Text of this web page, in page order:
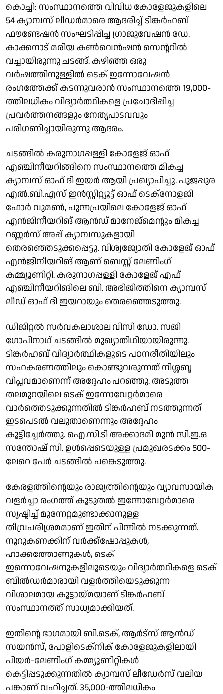
കൊച്ചി: സംസ്ഥാനത്തെ വിവിധ കോളേജുകളിലെ
54 ക്യാമ്പസ് ലീഡര്‍മാരെ ആദരിച്ച് ടിങ്കര്‍ഹബ്
ഫൗണ്ടേഷന്‍ സംഘടിപ്പിച്ച ഗ്രാജുവേഷന്‍ ഡേ.
കാക്കനാട് മരിയ കണ്‍വെന്‍ഷന്‍ സെന്ററില്‍
വച്ചായിരുന്നു ചടങ്ങ്. കഴിഞ്ഞ ഒരു
വര്‍ഷത്തിനുള്ളില്‍ ടെക് ഇന്നോവേഷന്‍
രംഗത്തേക്ക് കടന്നുവരാന്‍ സംസ്ഥാനത്തെ 19,000-
ത്തിലധികം വിദ്യാര്‍ത്ഥികളെ പ്രചോദിപ്പിച്ച
പ്രവര്‍ത്തനങ്ങളും നേതൃപാടവവും
പരിഗണിച്ചായിരുന്നു ആദരം.
ചടങ്ങില്‍ കരുനാഗപ്പള്ളി കോളേജ് ഓഫ്
എഞ്ചിനീയറിങ്ങിനെ സംസ്ഥാനത്തെ മികച്ച
ക്യാമ്പസ് ഓഫ് ദി ഇയര്‍ ആയി പ്രഖ്യാപിച്ചു. പൂജപ്പുര
എല്‍.ബി.എസ് ഇന്‍സ്റ്റിറ്റ്യൂട്ട് ഓഫ് ടെക്‌നോളജി
ഫോര്‍ വുമണ്‍, പുന്നപ്രയിലെ കോളേജ് ഓഫ്
എന്‍ജിനീയറിങ് ആന്‍ഡ് മാനേജ്‌മെന്റും മികച്ച
റണ്ണര്‍സ് അപ്പ് ക്യാമ്പസുകളായി
തെരഞ്ഞെടുക്കപ്പെട്ടു. വിശ്വജ്യോതി കോളേജ് ഓഫ്
എന്‍ജിനീയറിങ് ആണ് ബെസ്റ്റ് ലേണിംഗ്
കമ്മ്യൂണിറ്റി. കരുനാഗപ്പള്ളി കോളേജ് എഫ്
എഞ്ചിനീയറിങിലെ ബി. അഭിജിത്തിനെ ക്യാമ്പസ്
ലീഡ് ഓഫ് ദി ഇയറായും തെരഞ്ഞെടുത്തു.
ഡിജിറ്റല്‍ സര്‍വകലാശാല വിസി ഡോ. സജി
ഗോപിനാഥ് ചടങ്ങില്‍ മുഖ്യാതിഥിയായിരുന്നു.
ടിങ്കര്‍ഹബ് വിദ്യാര്‍ത്ഥികളുടെ പഠനരീതിയിലും
സഹകരണത്തിലും കൊണ്ടുവരുന്നത് നിശ്ശബ്ദ
വിപ്ലവമാണെന്ന് അദ്ദേഹം പറഞ്ഞു. അടുത്ത
തലമുറയിലെ ടെക് ഇന്നോവേറ്റര്‍മാരെ
വാര്‍ത്തെടുക്കുന്നതില്‍ ടിങ്കര്‍ഹബ് നടത്തുന്നത്
ഇടപെടല്‍ വലുതാണെന്നും അദ്ദേഹം
കൂട്ടിച്ചേര്‍ത്തു. ഐ.സി.ടി അക്കാദമി മുന്‍ സി.ഇ.ഒ
സന്തോഷ് സി. ഉള്‍പ്പെടെയുള്ള പ്രമുഖരടക്കം 500-
ലേറെ പേര്‍ ചടങ്ങില്‍ പങ്കെടുത്തു.
കേരളത്തിന്റെയും രാജ്യത്തിന്റെയും വ്യാവസായിക
വളര്‍ച്ചാ രംഗത്ത് കൂടുതല്‍ ഇന്നോവേറ്റര്‍മാരെ
സൃഷ്ടിച്ച് മുന്നേറ്റമുണ്ടാക്കാനുള്ള
തീവ്രപരിശ്രമമാണ് ഇതിന് പിന്നില്‍ നടക്കുന്നത്.
നൂറുകണക്കിന് വര്‍ക്ക്‌ഷോപ്പുകള്‍,
ഹാക്കത്തോണുകള്‍, ടെക്
ഇന്നൊവേഷനുകളിലൂടെയും വിദ്യാര്‍ത്ഥികളെ ടെക്
ബില്‍ഡര്‍മാരായി വളര്‍ത്തിയെടുക്കുന്ന
വിശാലമായ കൂട്ടായ്മയാണ് ടിങ്കര്‍ഹബ്
സംസ്ഥാനത്ത് സാധ്യമാക്കിയത്.
ഇതിന്റെ ഭാഗമായി ബി.ടെക്, ആര്‍ട്സ് ആന്‍ഡ്
സയന്‍സ്, പോളിടെക്‌നിക് കോളേജുകളിലായി
പിയര്‍-ലേണിംഗ് കമ്മ്യൂണിറ്റികള്‍
കെട്ടിപ്പടുക്കുന്നതില്‍ ക്യാമ്പസ് ലീഡേര്‍സ് വലിയ
പങ്കാണ് വഹിച്ചത്. 35,000-ത്തിലധികം